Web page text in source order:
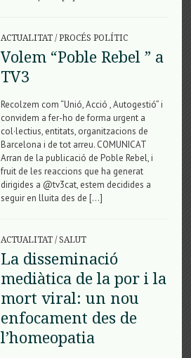
ACTUALITAT/ PROCÉS POLÍTIC
Volem “Poble Rebel ” a
TV3
Recolzem com “Unió, Acció , Autogestió” i
convidem a fer-ho de forma urgent a
col·lectius, entitats, organitzacions de
Barcelona i de tot arreu. COMUNICAT
Arran de la publicació de Poble Rebel, i
fruit de les reaccions que ha generat
dirigides a @tv3cat, estem decidides a
seguir en lluita des de […]
ACTUALITAT/ SALUT
La disseminació
mediàtica de la por i la
mort viral: un nou
enfocament des de
l’homeopatia